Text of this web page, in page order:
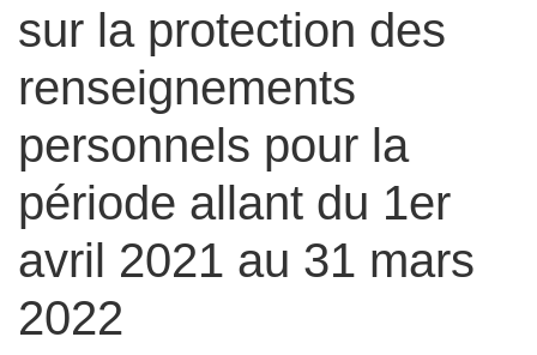
sur la protection des
renseignements
personnels pour la
période allant du 1er
avril 2021 au 31 mars
2022